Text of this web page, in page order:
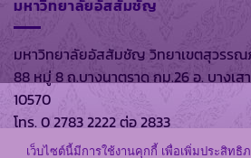
มหาวิทยาลัยอัสสัมชัญ
มหาวิทยาลัยอัสสัมชัญ วิทยาเขตสุวรร
88 หมู่ 8 ถ.บางนาตราด กม.26 อ. บางเส
10570
โทร. 0 2783 2222 ต่อ 2833
เว็บไซต์นี้มีการใช้งานคุกกี้ เพื่อเพิ่มประสิท